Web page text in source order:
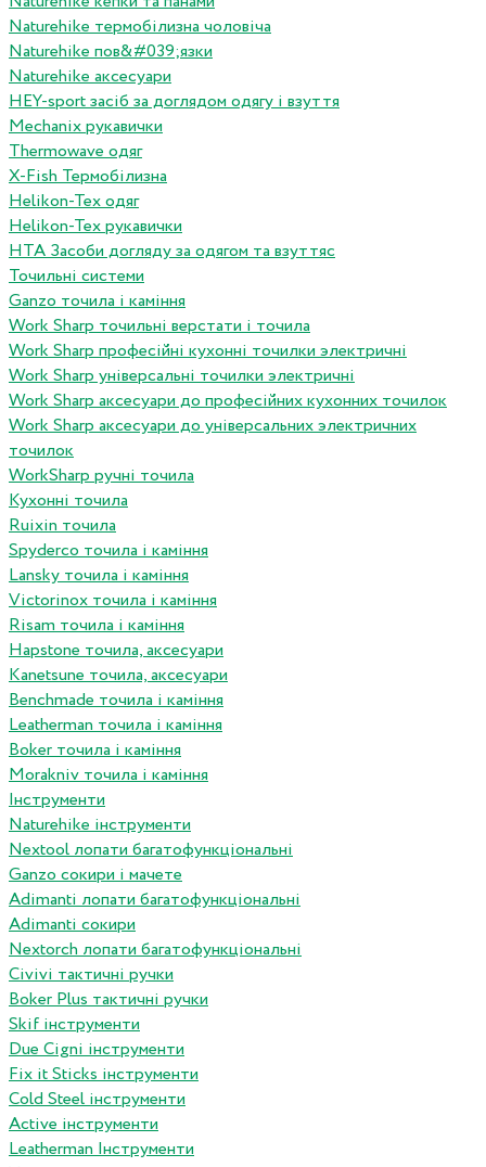
Naturehike термобілизна чоловіча
Naturehike пов&#039;язки
Naturehike аксесуари
HEY-sport засіб за доглядом одягу і взуття
Mechanix рукавички
Thermowave одяг
X-Fish Термобілизна
Helikon-Tex одяг
Helikon-Tex рукавички
HTA Засоби догляду за одягом та взуттяс
Точильні системи
Ganzo точила і каміння
Work Sharp точильні верстати і точила
Work Sharp професiйнi кухоннi точилки электричнi
Work Sharp унiверсальнi точилки электричнi
Work Sharp аксесуари до професiйних кухонних точилок
Work Sharp аксесуари до унiверсальних электричних
точилок
WorkSharp ручні точила
Кухонні точила
Ruixin точила
Spyderco точила і каміння
Lansky точила і каміння
Victorinox точила і каміння
Risam точила і каміння
Hapstone точила, аксесуари
Kanetsune точила, аксесуари
Benchmade точила і каміння
Leatherman точила і каміння
Boker точила і каміння
Morakniv точила і каміння
Інструменти
Naturehike інструменти
Nextool лопати багатофункціональні
Ganzo сокири і мачете
Adimanti лопати багатофункціональні
Adimanti сокири
Nextorch лопати багатофункціональні
Сivivi тактичні ручки
Boker Plus тактичні ручки
Skif інструменти
Due Cigni інструменти
Fix it Sticks інструменти
Сold Steel інструменти
Active інструменти
Leatherman Інструменти